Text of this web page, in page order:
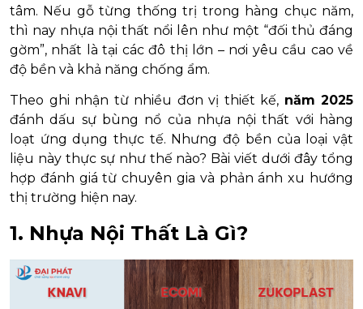
tâm. Nếu gỗ từng thống trị trong hàng chục năm,
thì nay nhựa nội thất nổi lên như một “đối thủ đáng
gờm”, nhất là tại các đô thị lớn – nơi yêu cầu cao về
độ bền và khả năng chống ẩm.
Theo ghi nhận từ nhiều đơn vị thiết kế, năm 2025
đánh dấu sự bùng nổ của nhựa nội thất với hàng
loạt ứng dụng thực tế. Nhưng độ bền của loại vật
liệu này thực sự như thế nào? Bài viết dưới đây tổng
hợp đánh giá từ chuyên gia và phản ánh xu hướng
thị trường hiện nay.
1. Nhựa Nội Thất Là Gì?